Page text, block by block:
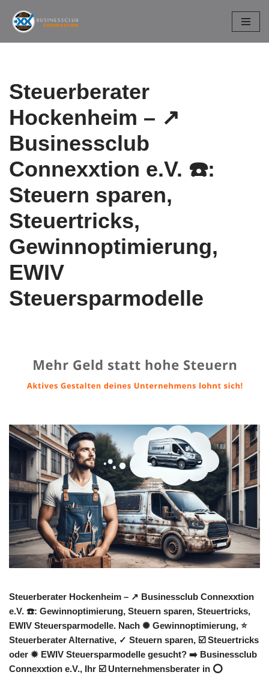
Zum
Steuerberater
Hockenheim – ↗️
Businessclub
Connexxtion e.V. ☎️:
Steuern sparen,
Steuertricks,
Gewinnoptimierung,
EWIV
Steuersparmodelle
Steuerberater Hockenheim – ↗️ Businessclub Connexxtion
e.V. ☎️: Gewinnoptimierung, Steuern sparen, Steuertricks,
EWIV Steuersparmodelle. Nach ✺ Gewinnoptimierung, ⭐
Steuerberater Alternative, ✓ Steuern sparen, ☑️ Steuertricks
oder ✹ EWIV Steuersparmodelle gesucht? ➡️ Businessclub
Connexxtion e.V., Ihr ☑️ Unternehmensberater in ⭕